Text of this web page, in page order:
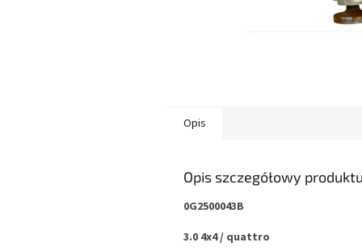
Opis
Opis szczegółowy
0G2500043B
3.0 4x4 / quattro